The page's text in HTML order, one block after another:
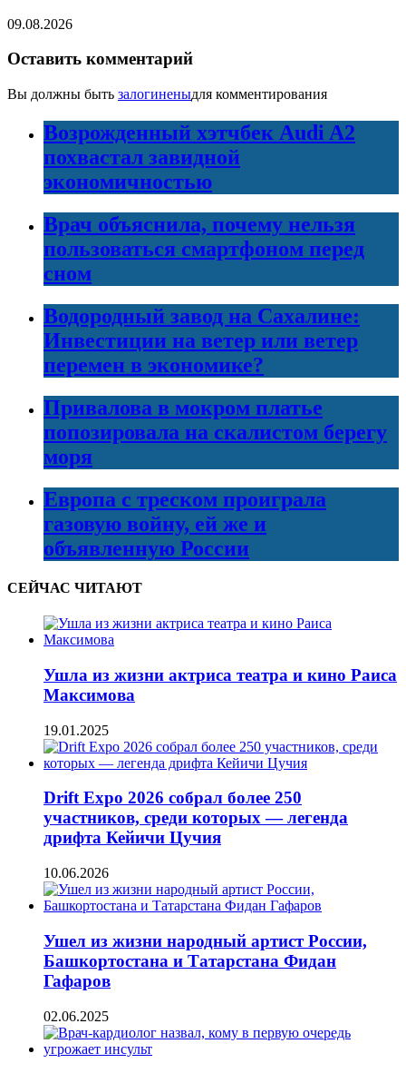
09.08.2026
Оставить комментарий
Вы должны быть залогиненыдля комментирования
Возрожденный хэтчбек Audi A2
похвастал завидной
экономичностью
Врач объяснила, почему нельзя
пользоваться смартфоном перед
сном
Водородный завод на Сахалине:
Инвестиции на ветер или ветер
перемен в экономике?
Привалова в мокром платье
попозировала на скалистом берегу
моря
Европа с треском проиграла
газовую войну, ей же и
объявленную России
СЕЙЧАС ЧИТАЮТ
Ушла из жизни актриса театра и кино Раиса
Максимова
19.01.2025
Drift Expo 2026 собрал более 250
участников, среди которых — легенда
дрифта Кейичи Цучия
10.06.2026
Ушел из жизни народный артист России,
Башкортостана и Татарстана Фидан
Гафаров
02.06.2025